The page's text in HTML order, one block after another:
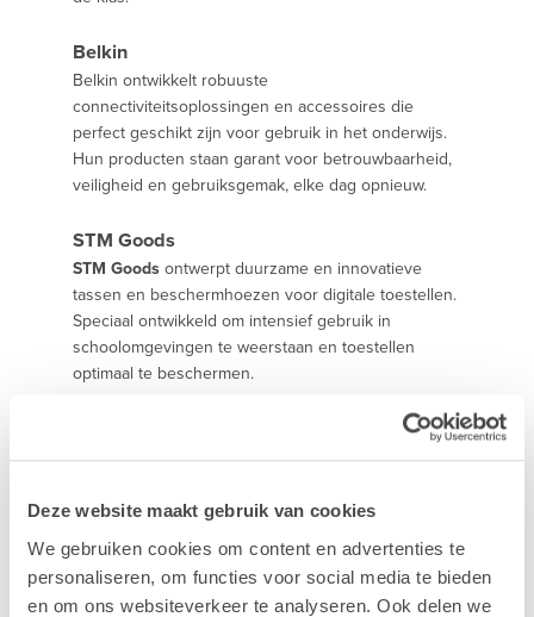
Deze website maakt gebruik van cookies
We gebruiken cookies om content en advertenties te
personaliseren, om functies voor social media te bieden
en om ons websiteverkeer te analyseren. Ook delen we
Belkin
Belkin ontwikkelt robuuste
connectiviteitsoplossingen en accessoires die
perfect geschikt zijn voor gebruik in het onderwijs.
Hun producten staan garant voor betrouwbaarheid,
veiligheid en gebruiksgemak, elke dag opnieuw.
STM Goods
STM Goodsontwerpt duurzame en innovatieve
tassen en beschermhoezen voor digitale toestellen.
Speciaal ontwikkeld om intensief gebruik in
schoolomgevingen te weerstaan en toestellen
optimaal te beschermen.